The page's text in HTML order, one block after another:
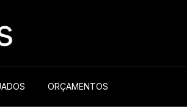
ORÇAMENTOS